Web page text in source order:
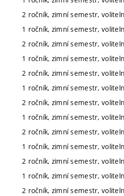
2 ročník, zimní semestr,
1 ročník, zimní semestr,
2 ročník, zimní semestr,
1 ročník, zimní semestr,
2 ročník, zimní semestr,
1 ročník, zimní semestr,
2 ročník, zimní semestr,
1 ročník, zimní semestr,
2 ročník, zimní semestr,
1 ročník, zimní semestr,
2 ročník, zimní semestr,
1 ročník, zimní semestr,
2 ročník, zimní semestr,